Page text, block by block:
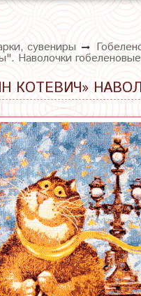
сувениры
Наволочки
КОТЕВИЧ»